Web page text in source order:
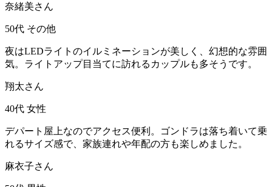
奈緒美さん
50代 その他
夜はLEDライトのイルミネーションが美しく、幻想的な雰囲
気。ライトアップ目当てに訪れるカップルも多そうです。
翔太さん
40代 女性
デパート屋上なのでアクセス便利。ゴンドラは落ち着いて乗
れるサイズ感で、家族連れや年配の方も楽しめました。
麻衣子さん